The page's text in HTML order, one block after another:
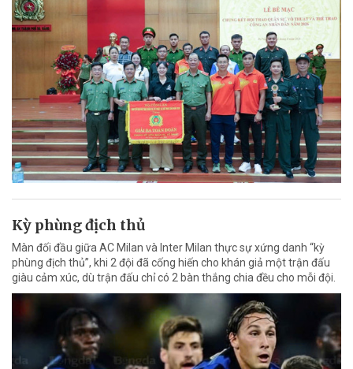
Kỳ phùng địch thủ
Màn đối đầu giữa AC Milan và Inter Milan thực sự xứng danh “kỳ
phùng địch thủ”, khi 2 đội đã cống hiến cho khán giả một trận đấu
giàu cảm xúc, dù trận đấu chỉ có 2 bàn thắng chia đều cho mỗi đội.